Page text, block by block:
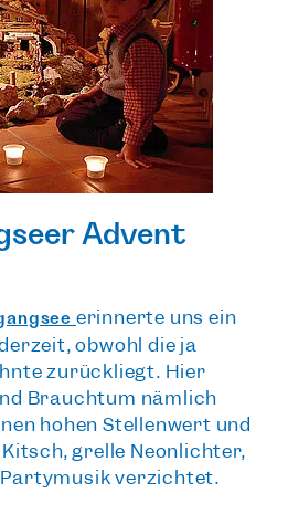
Advent
erinnerte uns ein
obwohl die ja
zurückliegt. Hier
Brauchtum nämlich
hohen Stellenwert und
grelle Neonlichter,
verzichtet.